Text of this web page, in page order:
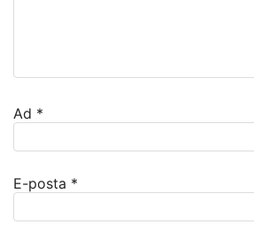
Ad *
E-posta *